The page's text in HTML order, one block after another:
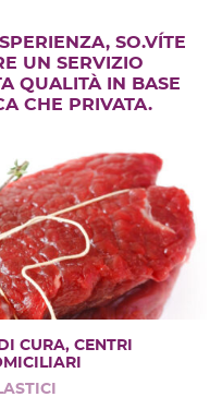
SO.VÍTE
UN SERVIZIO
QUALITÀ IN BASE
CHE PRIVATA.
CURA, CENTRI